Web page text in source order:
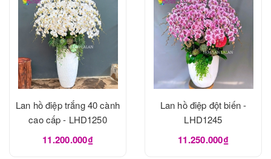
Lan hồ điệp trắng 40 cành
cao cấp - LHD1250
11.200.000₫
Lan hồ điệp đột biến -
LHD1245
11.250.000₫